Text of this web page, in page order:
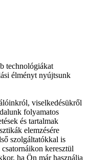
technológiákat
élményt nyújtsunk
viselkedésükről
folyamatos
és tartalmak
elemzésére
szolgáltatókkal is
keresztül
ha Ön már használja